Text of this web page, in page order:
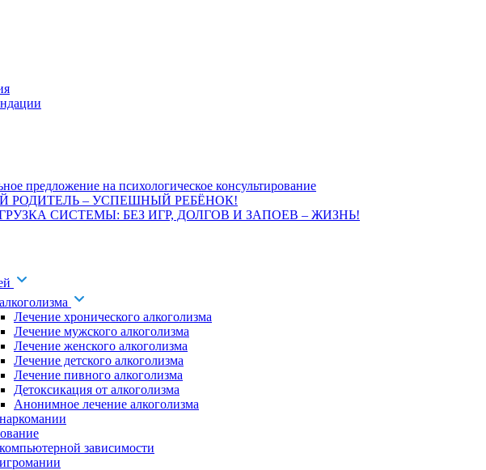
предложение на психологическое консультирование
РОДИТЕЛЬ – УСПЕШНЫЙ РЕБЁНОК!
СИСТЕМЫ: БЕЗ ИГР, ДОЛГОВ И ЗАПОЕВ – ЖИЗНЬ!
Лечение хронического алкоголизма
Лечение мужского алкоголизма
Лечение женского алкоголизма
Лечение детского алкоголизма
Лечение пивного алкоголизма
Детоксикация от алкоголизма
Анонимное лечение алкоголизма
зависимости